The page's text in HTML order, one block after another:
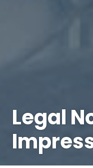
Legal